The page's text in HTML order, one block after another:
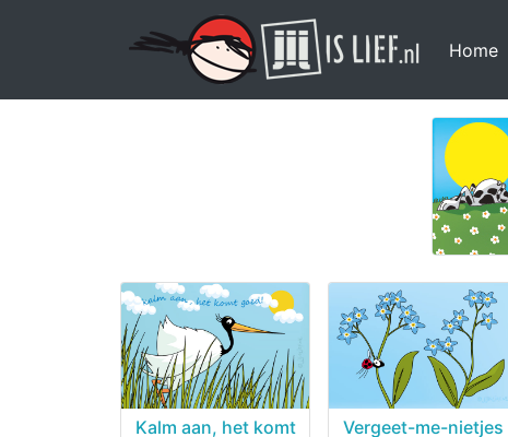
Home
Kalm aan, het komt
Vergeet-me-nietjes